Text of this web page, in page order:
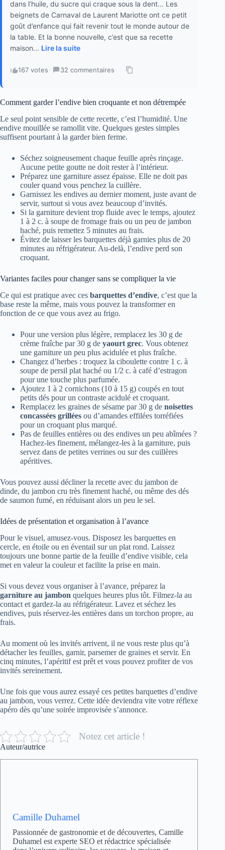
dans l’huile, du sucre qui craque sous la dent… Les
beignets de Carnaval de Laurent Mariotte ont ce petit
goût d’enfance qui fait revenir tout le monde autour de
la table. Et la bonne nouvelle, c’est que sa recette
maison... Lire la suite
167 votes · 32 commentaires ·
Comment garder l’endive bien croquante et non détrempée
Le seul point sensible de cette recette, c’est l’humidité. Une
endive mouillée se ramollit vite. Quelques gestes simples
suffisent pourtant à la garder bien ferme.
Séchez soigneusement chaque feuille après rinçage.
Aucune petite goutte ne doit rester à l’intérieur.
Préparez une garniture assez épaisse. Elle ne doit pas
couler quand vous penchez la cuillère.
Garnissez les endives au dernier moment, juste avant de
servir, surtout si vous avez beaucoup d’invités.
Si la garniture devient trop fluide avec le temps, ajoutez
1 à 2 c. à soupe de fromage frais ou un peu de jambon
haché, puis remettez 5 minutes au frais.
Évitez de laisser les barquettes déjà garnies plus de 20
minutes au réfrigérateur. Au-delà, l’endive perd son
croquant.
Variantes faciles pour changer sans se compliquer la vie
Ce qui est pratique avec ces barquettes d’endive, c’est que la
base reste la même, mais vous pouvez la transformer en
fonction de ce que vous avez au frigo.
Pour une version plus légère, remplacez les 30 g de
crème fraîche par 30 g de yaourt grec. Vous obtenez
une garniture un peu plus acidulée et plus fraîche.
Changez d’herbes : troquez la ciboulette contre 1 c. à
soupe de persil plat haché ou 1/2 c. à café d’estragon
pour une touche plus parfumée.
Ajoutez 1 à 2 cornichons (10 à 15 g) coupés en tout
petits dés pour un contraste acidulé et croquant.
Remplacez les graines de sésame par 30 g de noisettes
concassées grillées ou d’amandes effilées torréfiées
pour un croquant plus marqué.
Pas de feuilles entières ou des endives un peu abîmées ?
Hachez-les finement, mélangez-les à la garniture, puis
servez dans de petites verrines ou sur des cuillères
apéritives.
Vous pouvez aussi décliner la recette avec du jambon de
dinde, du jambon cru très finement haché, ou même des dés
de saumon fumé, en réduisant alors un peu le sel.
Idées de présentation et organisation à l’avance
Pour le visuel, amusez-vous. Disposez les barquettes en
cercle, en étoile ou en éventail sur un plat rond. Laissez
toujours une bonne partie de la feuille d’endive visible, cela
met en valeur la couleur et facilite la prise en main.
Si vous devez vous organiser à l’avance, préparez la
garniture au jambon quelques heures plus tôt. Filmez-la au
contact et gardez-la au réfrigérateur. Lavez et séchez les
endives, puis réservez-les entières dans un torchon propre, au
frais.
Au moment où les invités arrivent, il ne vous reste plus qu’à
détacher les feuilles, garnir, parsemer de graines et servir. En
cinq minutes, l’apéritif est prêt et vous pouvez profiter de vos
invités sereinement.
Une fois que vous aurez essayé ces petites barquettes d’endive
au jambon, vous verrez. Cette idée deviendra vite votre réflexe
apéro dès qu’une soirée improvisée s’annonce.
Notez cet article !
Auteur/autrice
Camille Duhamel
Passionnée de gastronomie et de découvertes, Camille
Duhamel est experte SEO et rédactrice spécialisée